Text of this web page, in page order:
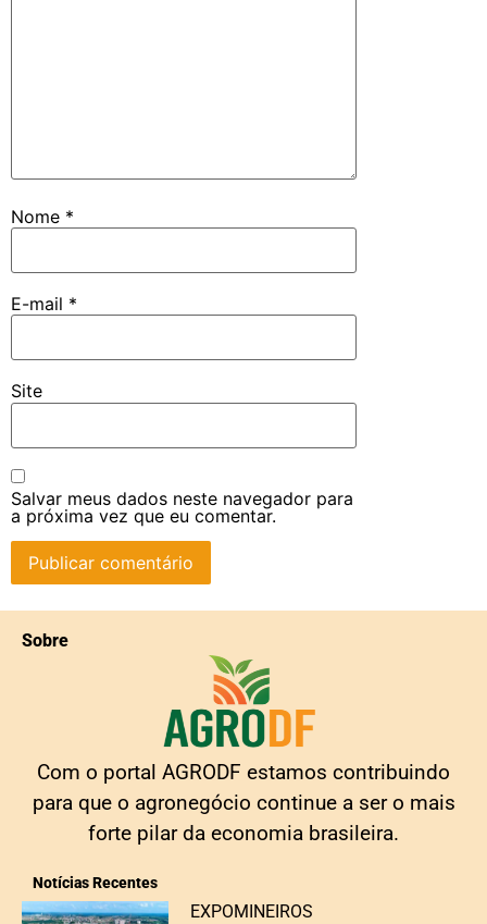
Nome *
E-mail *
Site
Salvar meus dados neste navegador para
a próxima vez que eu comentar.
Sobre
Com o portal AGRODF estamos contribuindo
para que o agronegócio continue a ser o mais
forte pilar da economia brasileira.
Notícias Recentes
EXPOMINEIROS